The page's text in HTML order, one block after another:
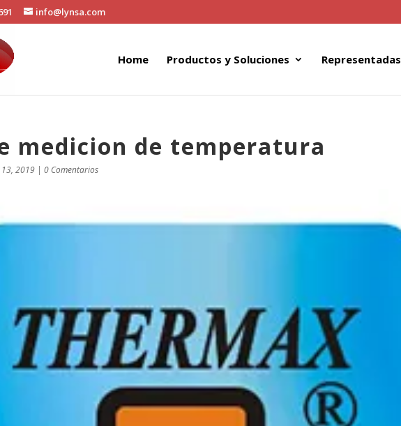
info@lynsa.com
Home Productos y Soluciones Representadas
medicion de temperatura
13, 2019| 0 Comentarios